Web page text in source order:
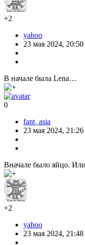
+2
yahoo
23 мая 2024, 20:50
В начале была Lena…
0
fant_asia
23 мая 2024, 21:26
Вначале было яйцо.
+2
yahoo
23 мая 2024, 21:48